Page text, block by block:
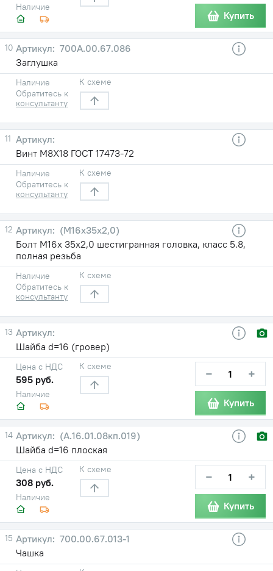
Наличие
Купить
10
700А.00.67.086
Заглушка
Наличие
Обратитесь к
консультанту
К схеме
11
Винт М8Х18 ГОСТ 17473-72
Наличие
Обратитесь к
консультанту
К схеме
12
(М16х35х2,0)
Болт М16х 35х2,0 шестигранная головка, класс 5.8,
полная резьба
Наличие
Обратитесь к
консультанту
К схеме
13
Шайба d=16 (гровер)
Наличие
Цена с НДС
595 руб.
К схеме − +
Купить
14
(А.16.01.08кп.019)
Шайба d=16 плоская
Наличие
Цена с НДС
308 руб.
К схеме − +
Купить
15
700.00.67.013-1
Чашка